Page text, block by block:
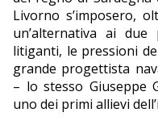
Livorno s’imposero,
un’alternativa ai
litiganti, le pressioni
grande progettista
– lo stesso Giuseppe
uno dei primi allievi